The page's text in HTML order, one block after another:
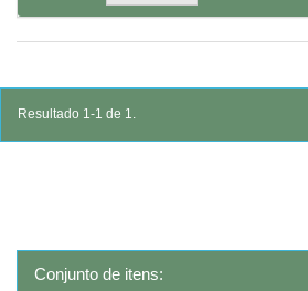
Resultado 1-1 de 1.
Conjunto de itens: